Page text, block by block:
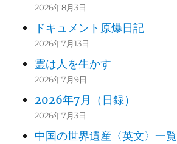
2026年8月3日
ドキュメント原爆日記
2026年7月13日
霊は人を生かす
2026年7月9日
2026年7月（日録）
2026年7月3日
中国の世界遺産〈英文〉一覧